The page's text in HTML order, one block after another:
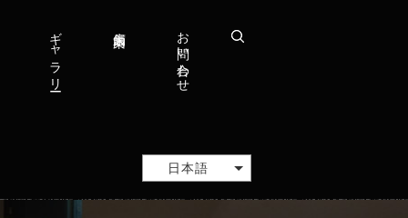
ギャラリー お問い合わせ
日本語